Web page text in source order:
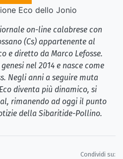
Eco dello Jonio
on-line calabrese con
(Cs) appartenente al
e diretto da Marco Lefosse.
nel 2014 e nasce come
Negli anni a seguire muta
diventa più dinamico, si
rimanendo ad oggi il punto
della Sibaritide-Pollino.
Condividi su: